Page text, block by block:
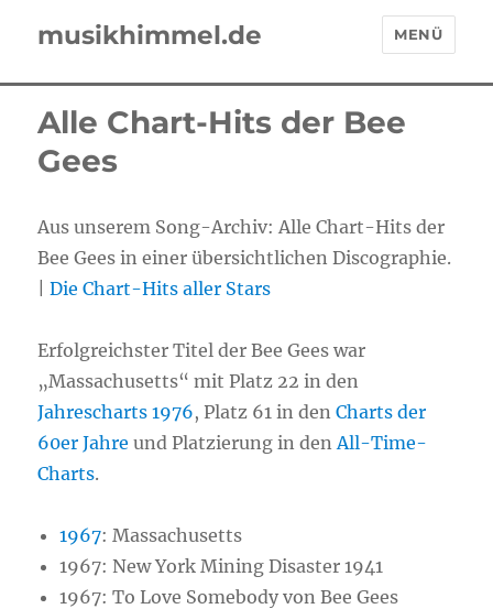
musikhimmel.de MENÜ
Alle Chart-Hits der Bee
Gees
Aus unserem Song-Archiv: Alle Chart-Hits der
Bee Gees in einer übersichtlichen Discographie.
|Die Chart-Hits aller Stars
Erfolgreichster Titel der Bee Gees war
„Massachusetts“ mit Platz 22 in den
Jahrescharts 1976, Platz 61 in denCharts der
60er Jahre und Platzierung in denAll-Time-
Charts.
1967: Massachusetts
1967: New York Mining Disaster 1941
1967: To Love Somebody von Bee Gees